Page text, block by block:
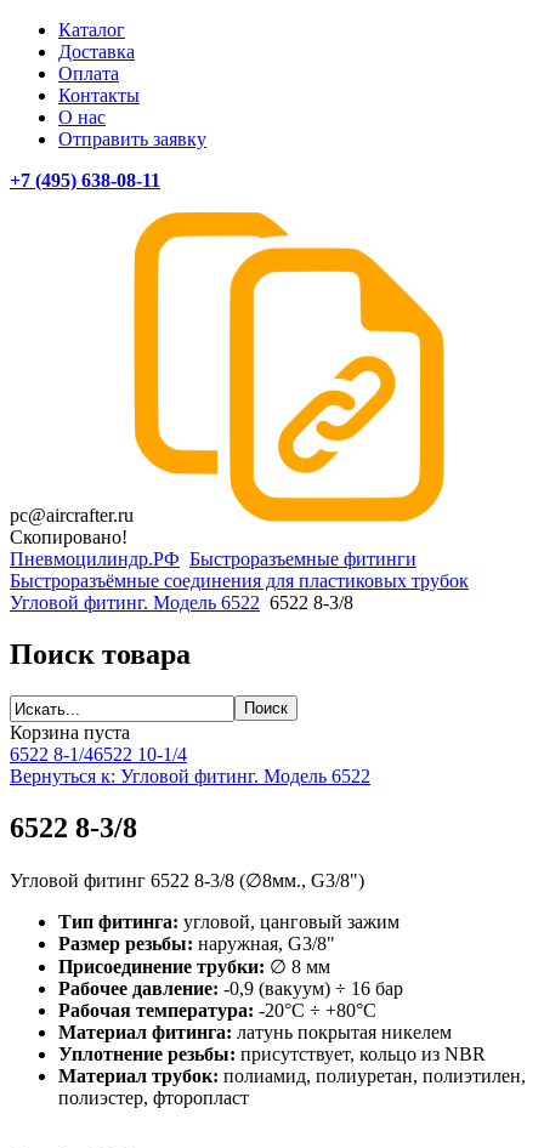
Каталог
Доставка
Оплата
Контакты
О нас
Отправить заявку
+7 (495) 638-08-11
pc@aircrafter.ru
Скопировано!
Пневмоцилиндр.РФ Быстроразъемные фитинги
Быстроразъёмные соединения для пластиковых трубок
Угловой фитинг. Модель 6522 6522 8-3/8
Поиск товара
Корзина пуста
6522 8-1/46522 10-1/4
Вернуться к: Угловой фитинг. Модель 6522
6522 8-3/8
Угловой фитинг 6522 8-3/8 (∅8мм., G3/8")
Тип фитинга: угловой, цанговый зажим
Размер резьбы: наружная, G3/8"
Присоединение трубки: ∅ 8 мм
Рабочее давление: -0,9 (вакуум) ÷ 16 бар
Рабочая температура: -20°С ÷ +80°С
Материал фитинга: латунь покрытая никелем
Уплотнение резьбы: присутствует, кольцо из NBR
Материал трубок: полиамид, полиуретан, полиэтилен,
полиэстер, фторопласт